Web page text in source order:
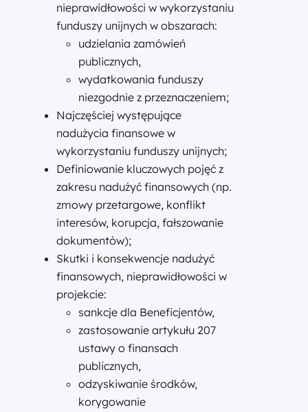
nieprawidłowości w wykorzystaniu
funduszy unijnych w obszarach:
udzielania zamówień
publicznych,
wydatkowania funduszy
niezgodnie z przeznaczeniem;
Najczęściej występujące
nadużycia finansowe w
wykorzystaniu funduszy unijnych;
Definiowanie kluczowych pojęć z
zakresu nadużyć finansowych (np.
zmowy przetargowe, konflikt
interesów, korupcja, fałszowanie
dokumentów);
Skutki i konsekwencje nadużyć
finansowych, nieprawidłowości w
projekcie:
sankcje dla Beneficjentów,
zastosowanie artykułu 207
ustawy o finansach
publicznych,
odzyskiwanie środków,
korygowanie